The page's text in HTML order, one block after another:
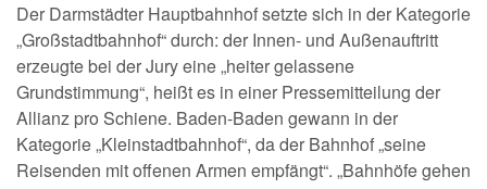
Der Darmstädter Hauptbahnhof setzte sich in der Kategorie
„Großstadtbahnhof“ durch: der Innen- und Außenauftritt
erzeugte bei der Jury eine „heiter gelassene
Grundstimmung“, heißt es in einer Pressemitteilung der
Allianz pro Schiene. Baden-Baden gewann in der
Kategorie „Kleinstadtbahnhof“, da der Bahnhof „seine
Reisenden mit offenen Armen empfängt“. „Bahnhöfe gehen